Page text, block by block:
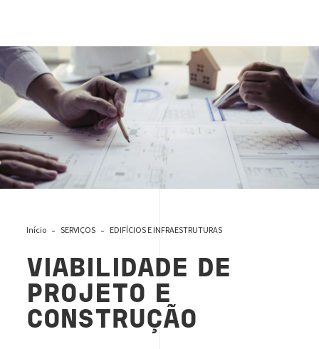
Fase de Viabilidade de Projeto e de Construção
Início SERVIÇOS EDIFÍCIOS E INFRAESTRUTURAS
VIABILIDADE DE
PROJETO E
CONSTRUÇÃO